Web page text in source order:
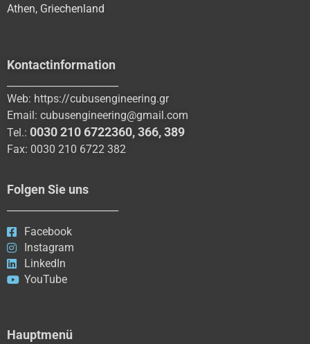
Athen, Griechenland
Kontactinformation
Web: https://cubusengineering.gr
Email: cubusengineering@gmail.com
Tel.: 0030 210 6722360,366,389
Fax: 0030 210 6722 382
Folgen Sie uns
Facebook
Instagram
LinkedIn
YouTube
Hauptmenü